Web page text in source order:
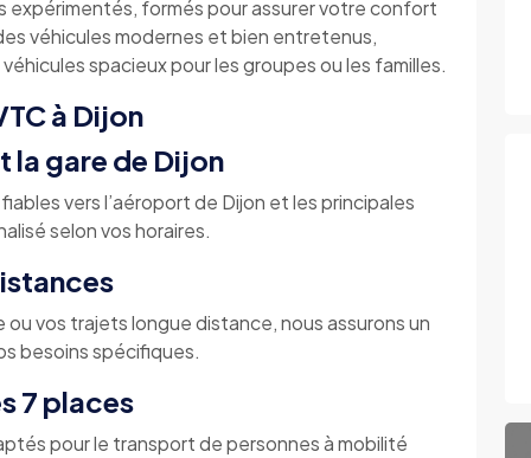
formés pour assurer votre confort
véhicules modernes et bien entretenus,
spacieux pour les groupes ou les familles.
à Dijon
la gare de Dijon
vers l’aéroport de Dijon et les principales
selon vos horaires.
vos trajets longue distance, nous assurons un
besoins spécifiques.
7 places
pour le transport de personnes à mobilité